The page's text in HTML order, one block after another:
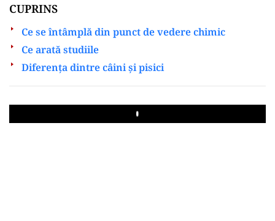
CUPRINS
Ce se întâmplă din punct de vedere chimic
Ce arată studiile
Diferenţa dintre câini şi pisici
Play